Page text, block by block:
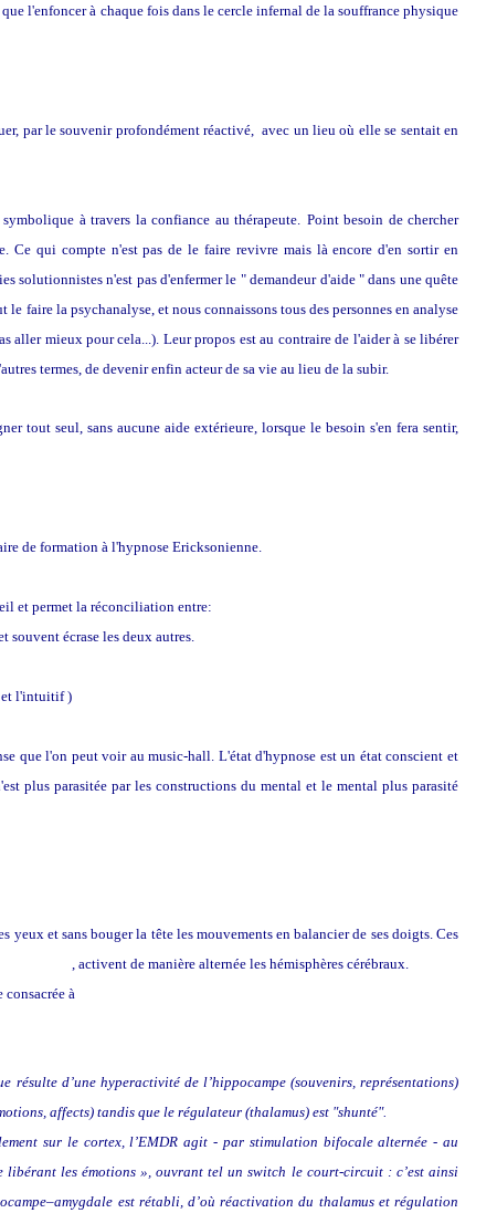
l'enfoncer à chaque fois dans le cercle infernal de la souffrance physique
par le souvenir profondément réactivé, avec un lieu où elle se sentait en
à travers la confiance au thérapeute. Point besoin de chercher
Ce qui compte n'est pas de le faire revivre mais là encore d'en sortir en
solutionnistes n'est pas d'enfermer le " demandeur d'aide " dans une quête
le faire la psychanalyse, et nous connaissons tous des personnes en analyse
aller mieux pour cela...). Leur propos est au contraire de l'aider à se libérer
termes, de devenir enfin acteur de sa vie au lieu de la subir.
tout seul, sans aucune aide extérieure, lorsque le besoin s'en fera sentir,
de formation à l'hypnose Ericksonienne.
et permet la réconciliation entre:
souvent écrase les deux autres.
et l'intuitif )
que l'on peut voir au music-hall. L'état d'hypnose est un état conscient et
plus parasitée par les constructions du mental et le mental plus parasité
yeux et sans bouger la tête les mouvements en balancier de ses doigts. Ces
, activent de manière alternée les hémisphères cérébraux.
à
résulte d’une hyperactivité de l’hippocampe (souvenirs, représentations)
affects) tandis que le régulateur (thalamus) est "shunté".
sur le cortex, l’EMDR agit - par stimulation bifocale alternée - au
libérant les émotions », ouvrant tel un switch le court-circuit : c’est ainsi
est rétabli, d’où réactivation du thalamus et régulation